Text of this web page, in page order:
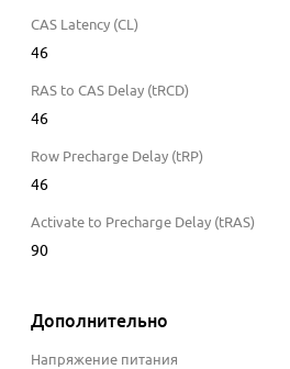
CAS Latency (CL)
46
RAS to CAS Delay (tRCD)
46
Row Precharge Delay (tRP)
46
Activate to Precharge Delay (tRAS)
90
Дополнительно
Напряжение питания